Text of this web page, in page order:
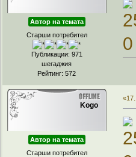
Автор на темата
Старши потребител
Публикации: 971
шегаджия
Рейтинг: 572
Kogo
Автор на темата
Старши потребител